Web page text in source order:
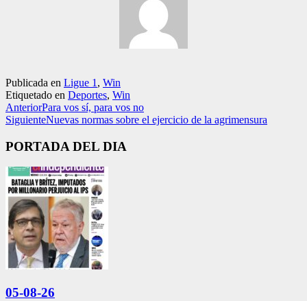
Publicada en Ligue 1 , Win
Etiquetado en Deportes, Win
AnteriorPara vos sí, para vos no
SiguienteNuevas normas sobre el ejercicio de la agrimensura
PORTADA DEL DIA
05-08-26